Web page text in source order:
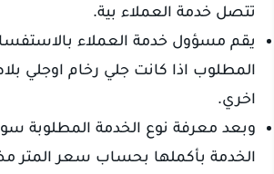
تتصل خدمة العملاء بية.
يقم مسؤول خدمة العملاء
المطلوب اذا كانت جلي رخام اوجلي
اخري.
وبعد معرفة نوع الخدمة المطلوبة
الخدمة بأكملها بحساب سعر المتر